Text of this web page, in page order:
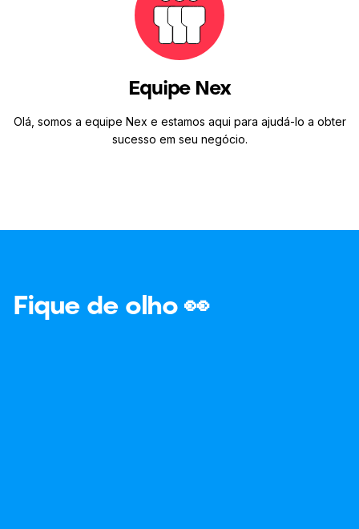
Equipe Nex
Olá, somos a equipe Nex e estamos aqui para ajudá-lo a obter
sucesso em seu negócio.
Fique de olho 👀